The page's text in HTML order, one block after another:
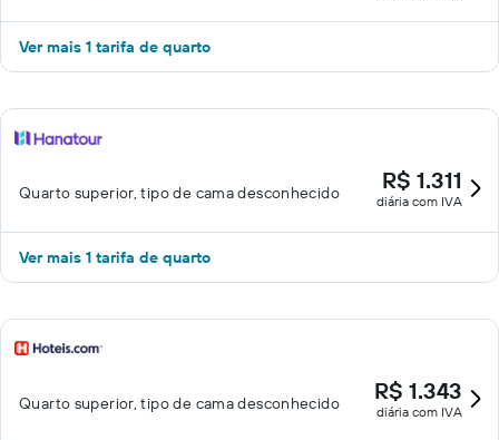
Ver mais 1 tarifa de quarto
Quarto superior, tipo de cama desconhecido R$ 1.311
diária com IVA
Ver mais 1 tarifa de quarto
Quarto superior, tipo de cama desconhecido R$ 1.343
diária com IVA